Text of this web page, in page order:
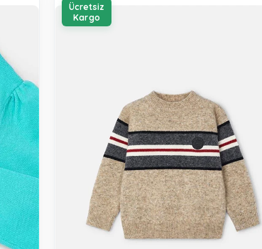
Ücretsiz
Kargo